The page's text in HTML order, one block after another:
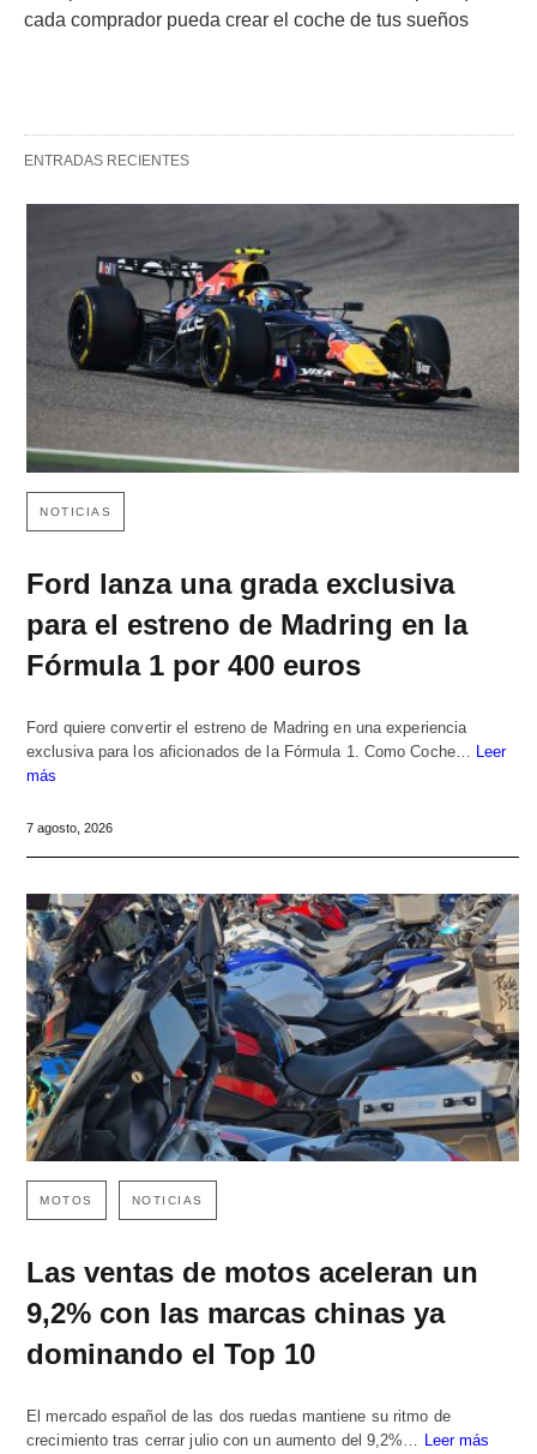
cada comprador pueda crear el coche de tus sueños
ENTRADAS RECIENTES
NOTICIAS
Ford lanza una grada exclusiva
para el estreno de Madring en la
Fórmula 1 por 400 euros
Ford quiere convertir el estreno de Madring en una experiencia
exclusiva para los aficionados de la Fórmula 1. Como Coche… Leer
más
7 agosto, 2026
MOTOS NOTICIAS
Las ventas de motos aceleran un
9,2% con las marcas chinas ya
dominando el Top 10
El mercado español de las dos ruedas mantiene su ritmo de
crecimiento tras cerrar julio con un aumento del 9,2%…
Leer más